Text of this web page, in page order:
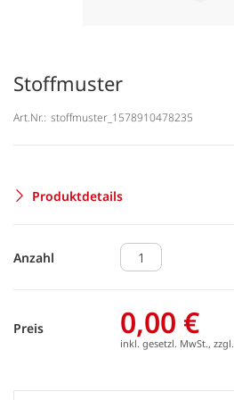
Stoffmuster
Art.Nr.: stoffmuster_1578910478235
Produktdetails
Anzahl
Preis 0,00 €
inkl. gesetzl. MwSt., zzgl.